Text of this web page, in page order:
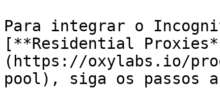
Para integrar o
[**Residential
(https://oxylabs.io/
pool), siga os passos